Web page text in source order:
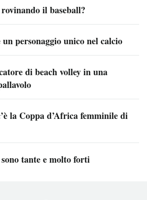
il baseball?
personaggio unico nel calcio
di beach volley in una
la Coppa d’Africa femminile di
tante e molto forti